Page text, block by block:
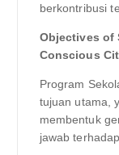
berkontribusi
Objectives of
Conscious
Program
tujuan utama,
membentuk
jawab